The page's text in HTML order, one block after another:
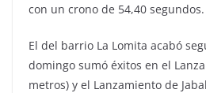
con un crono de 54,40 segundos.
El del barrio La Lomita acabó
domingo sumó éxitos en el
metros) y el Lanzamiento de